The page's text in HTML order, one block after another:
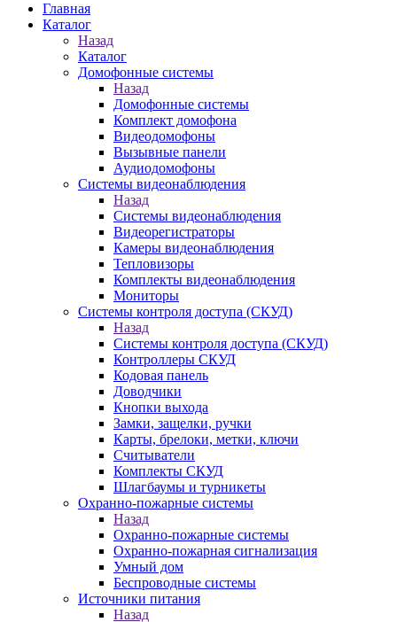
Главная
Каталог
Назад
Каталог
Домофонные системы
Назад
Домофонные системы
Комплект домофона
Видеодомофоны
Вызывные панели
Аудиодомофоны
Системы видеонаблюдения
Назад
Системы видеонаблюдения
Видеорегистраторы
Камеры видеонаблюдения
Тепловизоры
Комплекты видеонаблюдения
Мониторы
Системы контроля доступа (СКУД)
Назад
Системы контроля доступа (СКУД)
Контроллеры СКУД
Кодовая панель
Доводчики
Кнопки выхода
Замки, защелки, ручки
Карты, брелоки, метки, ключи
Считыватели
Комплекты СКУД
Шлагбаумы и турникеты
Охранно-пожарные системы
Назад
Охранно-пожарные системы
Охранно-пожарная сигнализация
Умный дом
Беспроводные системы
Источники питания
Назад